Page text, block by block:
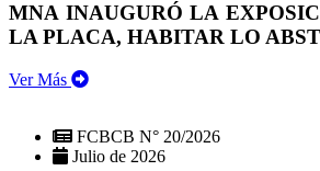
MNA INAUGURÓ LA
LA PLACA, HABITAR LO
Ver Más
FCBCB N° 20/2026
Julio de 2026